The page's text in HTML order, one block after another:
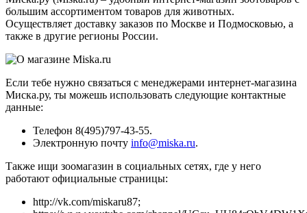
большим ассортиментом товаров для животных.
Осуществляет доставку заказов по Москве и Подмосковью, а
также в другие регионы России.
Если тебе нужно связаться с менеджерами интернет-магазина
Миска.ру, ты можешь использовать следующие контактные
данные:
Телефон 8(495)797-43-55.
Электронную почту info@miska.ru.
Также ищи зоомагазин в социальных сетях, где у него
работают официальные страницы:
http://vk.com/miskaru87;